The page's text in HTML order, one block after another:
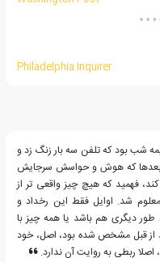
Philadelphia Inquirer
شب بود که تلفن سه بار زنگ زد و
که هوش و حواسش سرجایش
فهمید که هیچ چیز واقعی تر از
شد. اوایل فقط این رخداد و
دیگری هم باشد یا همه چیز با
از قبل مشخص شده بود، اصل، خود
ربطی به روایت آن ندارد.